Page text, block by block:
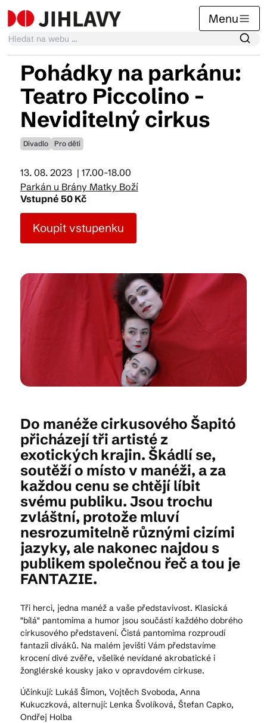
Menu
Kalendář akcí
Tradiční akce
Články
Suvenýry
Kam vyrazit
EN
© 2026 Brána Jihlavy
Pohádky na parkánu:
Teatro Piccolino -
Neviditelný cirkus
Divadlo Pro děti
13. 08. 2023 | 17.00-18.00
Parkán u Brány Matky Boží
Vstupné 50 Kč
Koupit vstupenku
Do manéže cirkusového Šapitó
přicházejí tři artisté z
exotických krajin. Škádlí se,
soutěží o místo v manéži, a za
každou cenu se chtějí líbit
svému publiku. Jsou trochu
zvláštní, protože mluví
nesrozumitelně různými cizími
jazyky, ale nakonec najdou s
publikem společnou řeč a tou je
FANTAZIE.
Tři herci, jedna manéž a vaše představivost. Klasická
"bílá" pantomima a humor jsou součástí každého dobrého
cirkusového představení. Čistá pantomima rozproudí
fantazii diváků. Na malém jevišti Vám představíme
krocení divé zvěře, všeliké nevídané akrobatické i
žonglérské kousky jako v opravdovém cirkuse.
Účinkují: Lukáš Šimon, Vojtěch Svoboda, Anna
Kukuczková, alternují: Lenka Švolíková, Štefan Capko,
Ondřej Holba